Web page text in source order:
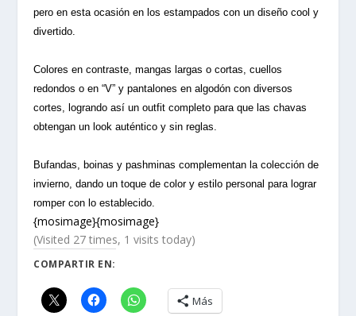
pero en esta ocasión en los estampados con un diseño cool y
divertido.
Colores en contraste, mangas largas o cortas, cuellos
redondos o en “V” y pantalones en algodón con diversos
cortes, logrando así un outfit completo para que las chavas
obtengan un look auténtico y sin reglas.
Bufandas, boinas y pashminas complementan la colección de
invierno, dando un toque de color y estilo personal para lograr
romper con lo establecido.
{mosimage}{mosimage}
(Visited 27 times, 1 visits today)
COMPARTIR EN:
Más